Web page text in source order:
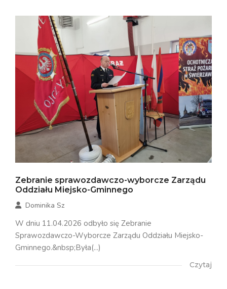
Zebranie sprawozdawczo-wyborcze Zarządu
Oddziału Miejsko-Gminnego
Dominika Sz
W dniu 11.04.2026 odbyło się Zebranie
Sprawozdawczo-Wyborcze Zarządu Oddziału Miejsko-
Gminnego.&nbsp;Była(...)
Czytaj